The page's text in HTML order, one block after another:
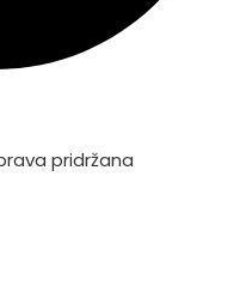
pridržana